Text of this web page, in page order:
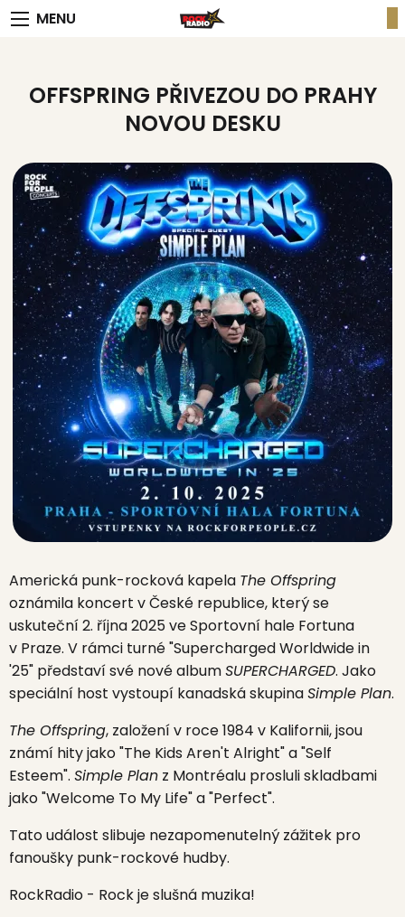
MENU
OFFSPRING PŘIVEZOU DO PRAHY
NOVOU DESKU
Americká punk-rocková kapela The Offspring
oznámila koncert v České republice, který se
uskuteční 2. října 2025 ve Sportovní hale Fortuna
v Praze. V rámci turné "Supercharged Worldwide in
'25" představí své nové albumSUPERCHARGED. Jako
speciální host vystoupí kanadská skupinaSimple Plan.
The Offspring, založení v roce 1984 v Kalifornii, jsou
známí hity jako "The Kids Aren't Alright" a "Self
Esteem". Simple Plan z Montréalu prosluli skladbami
jako "Welcome To My Life" a "Perfect".
Tato událost slibuje nezapomenutelný zážitek pro
fanoušky punk-rockové hudby.
RockRadio - Rock je slušná muzika!